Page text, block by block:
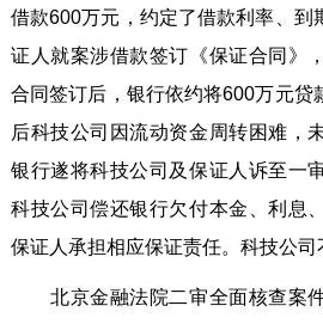
借款600万元，约定了借款利率、到
证人就案涉借款签订《保证合同》
合同签订后，银行依约将600万元贷
后科技公司因流动资金周转困难，
银行遂将科技公司及保证人诉至一
科技公司偿还银行欠付本金、利息
保证人承担相应保证责任。科技公司
北京金融法院二审全面核查案